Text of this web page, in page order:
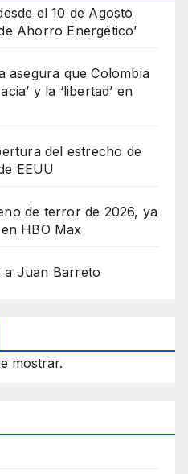
el 10 de Agosto
Ahorro Energético’
asegura que Colombia
y la ‘libertad’ en
del estrecho de
EEUU
de terror de 2026, ya
HBO Max
a Juan Barreto
mostrar.